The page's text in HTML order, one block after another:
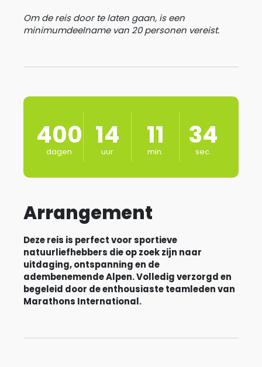
Om de reis door te laten gaan, is een
minimumdeelname van 20 personen vereist.
400
dagen
14
uur
11
min.
33
sec.
Arrangement
Deze reis is perfect voor sportieve
natuurliefhebbers die op zoek zijn naar
uitdaging, ontspanning en de
adembenemende Alpen. Volledig verzorgd en
begeleid door de enthousiaste teamleden van
Marathons International.